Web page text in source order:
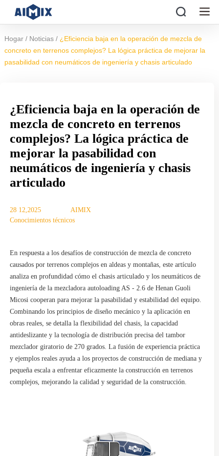
Hogar / Noticias / ¿Eficiencia baja en la operación de mezcla de
concreto en terrenos complejos? La lógica práctica de mejorar la
pasabilidad con neumáticos de ingeniería y chasis articulado
¿Eficiencia baja en la operación de
mezcla de concreto en terrenos
complejos? La lógica práctica de
mejorar la pasabilidad con
neumáticos de ingeniería y chasis
articulado
28 12,2025
AIMIX
Conocimientos técnicos
En respuesta a los desafíos de construcción de mezcla de concreto
causados por terrenos complejos en aldeas y montañas, este artículo
analiza en profundidad cómo el chasis articulado y los neumáticos de
ingeniería de la mezcladora autoloading AS - 2.6 de Henan Guoli
Micosi cooperan para mejorar la pasabilidad y estabilidad del equipo.
Combinando los principios de diseño mecánico y la aplicación en
obras reales, se detalla la flexibilidad del chasis, la capacidad
antideslizante y la tecnología de distribución precisa del tambor
mezclador giratorio de 270 grados. La fusión de experiencia práctica
y ejemplos reales ayuda a los proyectos de construcción de mediana y
pequeña escala a enfrentar eficazmente la construcción en terrenos
complejos, mejorando la calidad y seguridad de la construcción.